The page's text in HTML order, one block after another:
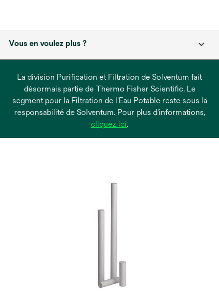
Vous en voulez plus ?
La division Purification et Filtration de Solventum fait
désormais partie de Thermo Fisher Scientific. Le
segment pour la Filtration de l'Eau Potable reste sous la
responsabilité de Solventum. Pour plus d'informations,
cliquez icis’ouvre
.